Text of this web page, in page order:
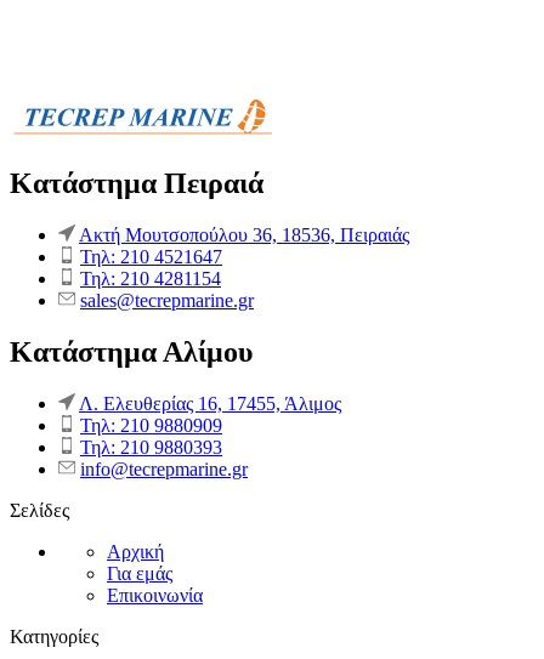
Κατάστημα Πειραιά
Ακτή Μουτσοπούλου 36, 18536, Πειραιάς
Τηλ: 210 4521647
Τηλ: 210 4281154
sales@tecrepmarine.gr
Κατάστημα Αλίμου
Λ. Ελευθερίας 16, 17455, Άλιμος
Τηλ: 210 9880909
Τηλ: 210 9880393
info@tecrepmarine.gr
Σελίδες
Αρχική
Για εμάς
Επικοινωνία
Κατηγορίες